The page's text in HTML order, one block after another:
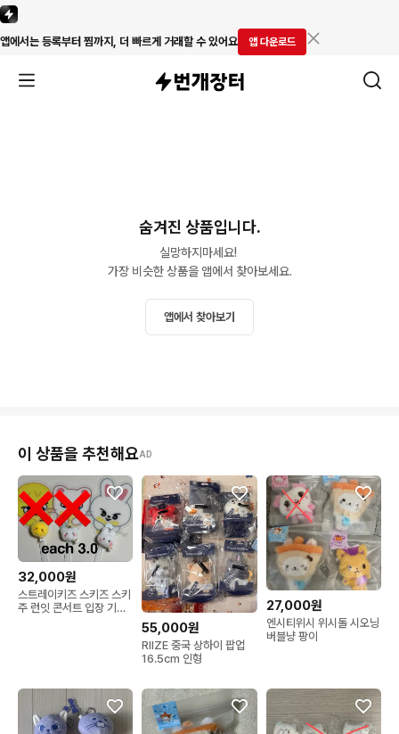
앱에서는 등록부터 찜까지, 더 빠르게 거래할 수 있어요 앱 다운로드
숨겨진 상품입니다.
실망하지마세요!
가장 비슷한 상품을 앱에서 찾아보세요.
앱에서 찾아보기
이 상품을 추천해요AD
32,000원
스트레이키즈 스키즈 스키
주 런잇 콘서트 입장 기프
55,000원
RIIZE 중국 상하이 팝업
16.5cm 인형
27,000원
엔시티위시 위시돌 시오닝
버블냥 팡이